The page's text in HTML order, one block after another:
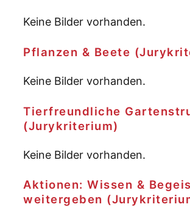
Keine Bilder vorhanden.
Pflanzen & Beete
Keine Bilder vorhanden.
Tierfreundliche
(Jurykriterium)
Keine Bilder vorhanden.
Aktionen: Wissen &
weitergeben